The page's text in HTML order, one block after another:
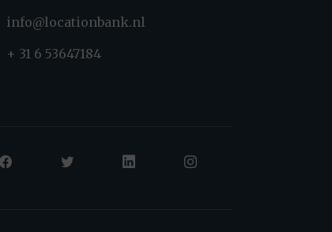
info@locationbank.nl
+ 31 6 53647184